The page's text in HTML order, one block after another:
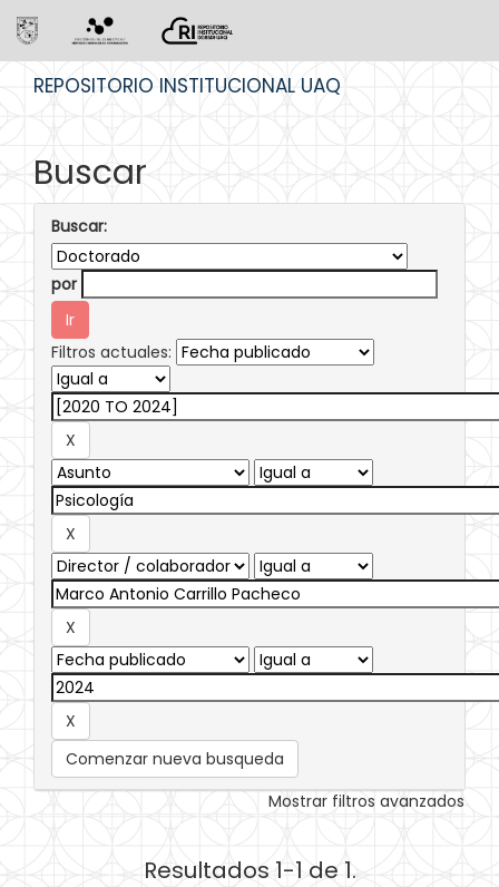
REPOSITORIO INSTITUCIONAL UAQ
Buscar
Buscar:
por
Filtros actuales:
Comenzar nueva busqueda
Mostrar filtros avanzados
Resultados 1-1 de 1.